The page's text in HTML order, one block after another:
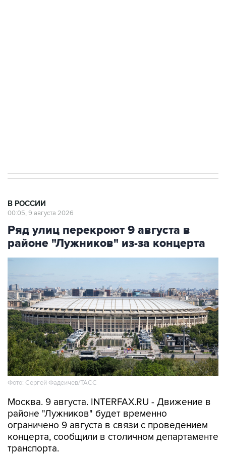
В РОССИИ
00:05, 9 августа 2026
Ряд улиц перекроют 9 августа в
районе "Лужников" из-за концерта
Фото: Сергей Фадеичев/ТАСС
Москва. 9 августа. INTERFAX.RU - Движение в
районе "Лужников" будет временно
ограничено 9 августа в связи с проведением
концерта, сообщили в столичном департаменте
транспорта.